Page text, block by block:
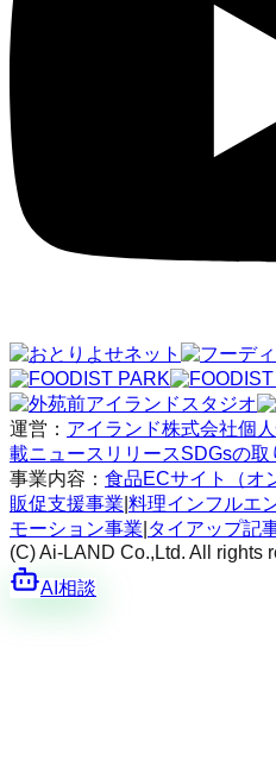
運営： アイランド株式会社個
載ニュースリリースSDGsの取
事業内容： 食品ECサイト（オ
販促支援事業 料理インフルエ
モーション事業 タイアップ記
(C) Ai-LAND Co.,Ltd. All rights
AI相談